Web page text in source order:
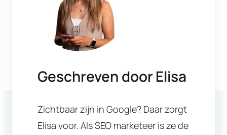
Geschreven doorElisa
Zichtbaar zijn in Google? Daar zorgt
Elisa voor. Als SEO marketeer is ze de